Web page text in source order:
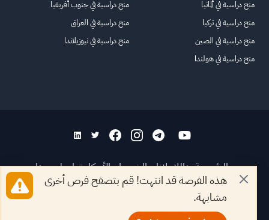
هذه الفرصة قد انتهت! قم بتصفح فرص أخرى
مشابهة.
منح دراسية في ألمانيا
منح دراسية في تركيا
منح دراسية في الصين
منح دراسية في هولندا
منح دراسية في جنوب أفريقيا
منح دراسية في العراق
منح دراسية في نيوزيلاندا
الرئيسيةعناللاعلاناتالشروط والأحكامتواصل معنا
الأسئلة الشائعةخريطة الموقع
جميع الحقوق محفوظة لمنصة فرصة